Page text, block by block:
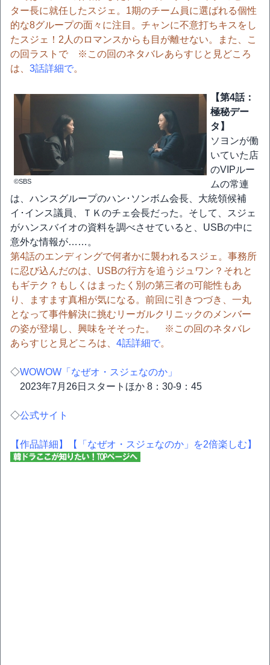
ター長に就任したスジェ。1期のチーム員に選ばれる個性
的な8グループの面々に注目。チャンに不意打ちキスをし
たスジェ！2人のロマンスからも目が離せない。また、こ
の回ラストで ※この回のネタバレあらすじと見どころ
は、 3話詳細で。
©SBS
【第4話：
極秘デー
タ】
ソヨンが働
いていた店
のVIPルー
ムの常連
は、ハンスグループのハン･ソンボム会長、大統領候補
イ･インス議員、ＴＫのチェ会長だった。そして、スジェ
がハンスバイオの資料を調べさせていると、USBの中に
意外な情報が……。
第4話のエンディングで何者かに襲われるスジェ。事務所
に忍び込んだのは、USBの行方を追うジュワン？それと
もギテク？もしくはまったく別の第三者の可能性もあ
り、ますます真相が気になる。前回に引きつづき、一丸
となって事件解決に挑むリーガルクリニックのメンバー
の姿が登場し、興味をそそった。 ※この回のネタバレ
あらすじと見どころは、 4話詳細で。
◇WOWOW「なぜオ・スジェなのか」
2023年7月26日スタートほか 8：30-9：45
◇公式サイト
【作品詳細】 【「なぜオ・スジェなのか」を2倍楽しむ】